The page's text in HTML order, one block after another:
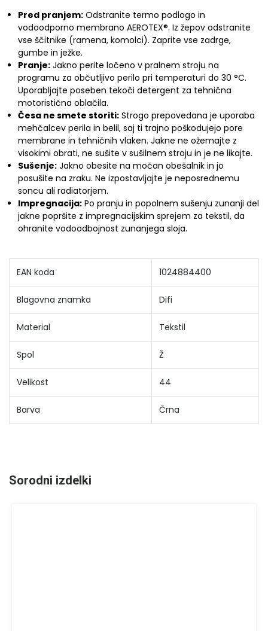
Pred pranjem: Odstranite termo podlogo in
vodoodporno membrano AEROTEX®. Iz žepov odstranite
vse ščitnike (ramena, komolci). Zaprite vse zadrge,
gumbe in ježke.
Pranje: Jakno perite ločeno v pralnem stroju na
programu za občutljivo perilo pri temperaturi do 30 °C.
Uporabljajte poseben tekoči detergent za tehnična
motoristična oblačila.
Česa ne smete storiti: Strogo prepovedana je uporaba
mehčalcev perila in belil, saj ti trajno poškodujejo pore
membrane in tehničnih vlaken. Jakne ne ožemajte z
visokimi obrati, ne sušite v sušilnem stroju in je ne likajte.
Sušenje: Jakno obesite na močan obešalnik in jo
posušite na zraku. Ne izpostavljajte je neposrednemu
soncu ali radiatorjem.
Impregnacija: Po pranju in popolnem sušenju zunanji del
jakne popršite z impregnacijskim sprejem za tekstil, da
ohranite vodoodbojnost zunanjega sloja.
EAN koda 1024884400
Blagovna znamka Difi
Material Tekstil
Spol Ž
Velikost 44
Barva Črna
Sorodni izdelki